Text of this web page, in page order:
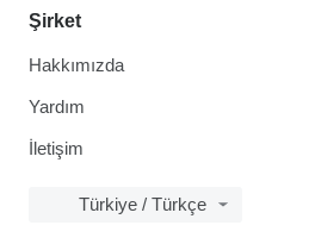
Şirket
Hakkımızda
Yardım
İletişim
Türkiye / Türkçe